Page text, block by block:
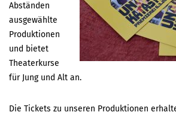
Abständen
ausgewählte
Produktionen
und bietet
Theaterkurse
für Jung und Alt an.
Die Tickets zu unseren Produktionen